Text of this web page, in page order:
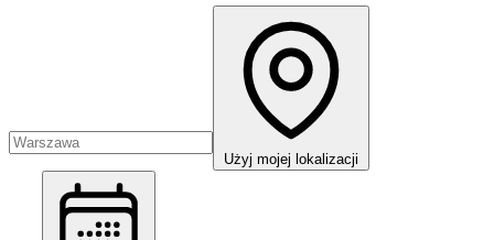
Użyj mojej lokalizacji